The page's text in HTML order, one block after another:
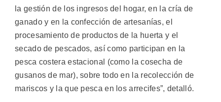
la gestión de los ingresos del hogar, en la cría de
ganado y en la confección de artesanías, el
procesamiento de productos de la huerta y el
secado de pescados, así como participan en la
pesca costera estacional (como la cosecha de
gusanos de mar), sobre todo en la recolección de
mariscos y la que pesca en los arrecifes”, detalló.